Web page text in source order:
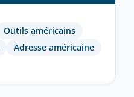
Outils américains
Adresse américaine